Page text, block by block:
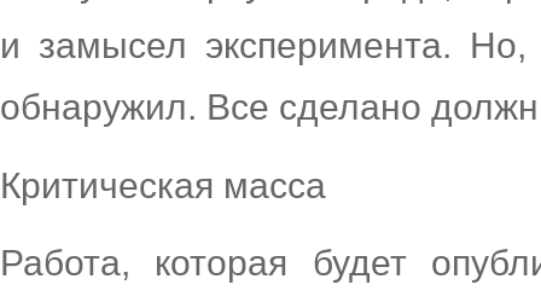
и замысел эксперимента.
обнаружил. Все сделано
Критическая масса
Работа, которая будет